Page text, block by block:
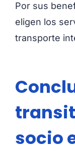
Por sus
eligen los
transporte
socio